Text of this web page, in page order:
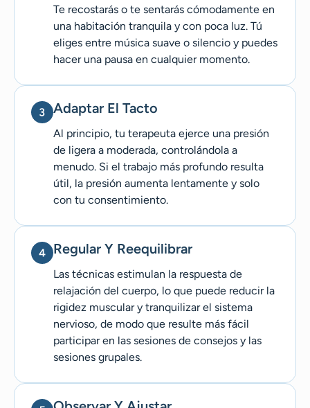
Te recostarás o te sentarás cómodamente en
una habitación tranquila y con poca luz. Tú
eliges entre música suave o silencio y puedes
hacer una pausa en cualquier momento.
Adaptar El Tacto
Al principio, tu terapeuta ejerce una presión
de ligera a moderada, controlándola a
menudo. Si el trabajo más profundo resulta
útil, la presión aumenta lentamente y solo
con tu consentimiento.
Regular Y Reequilibrar
Las técnicas estimulan la respuesta de
relajación del cuerpo, lo que puede reducir la
rigidez muscular y tranquilizar el sistema
nervioso, de modo que resulte más fácil
participar en las sesiones de consejos y las
sesiones grupales.